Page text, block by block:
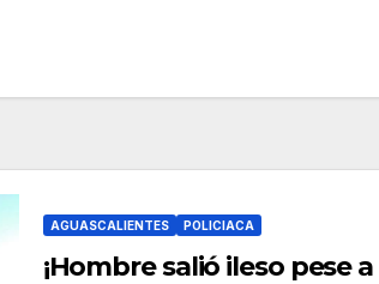
AGUASCALIENTES POLICIACA
¡Hombre salió ileso pese a